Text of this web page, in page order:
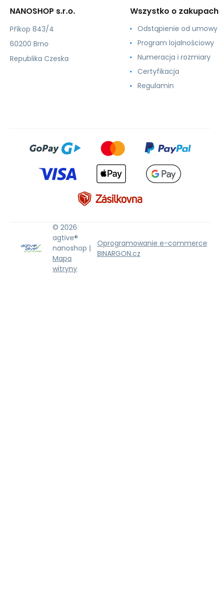
NANOSHOP s.r.o.
Příkop 843/4
60200 Brno
Republika Czeska
Wszystko o zakupach
Odstąpienie od umowy
Program lojalnościowy
Numeracja i rozmiary
Certyfikacja
Regulamin
© 2026
agtive®
nanoshop |
Mapa
witryny
Oprogramowanie e-commerce
BINARGON.cz